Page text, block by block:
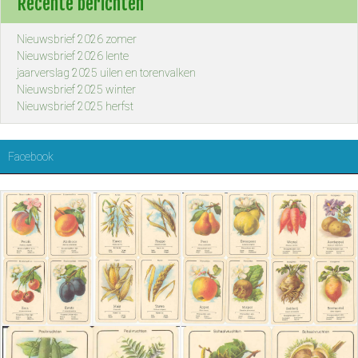
Nieuwsbrief 2026 zomer
Nieuwsbrief 2026 lente
jaarverslag 2025 uilen en torenvalken
Nieuwsbrief 2025 winter
Nieuwsbrief 2025 herfst
Facebook